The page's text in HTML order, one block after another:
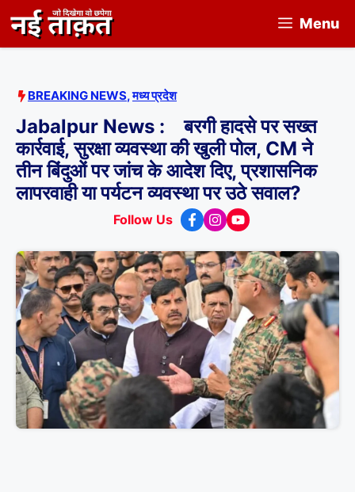
to
content
Menu
BREAKING NEWS,मध्य प्रदेश
Jabalpur News : बरगी हादसे पर सख्त
कार्रवाई, सुरक्षा व्यवस्था की खुली पोल, CM ने
तीन बिंदुओं पर जांच के आदेश दिए, प्रशासनिक
लापरवाही या पर्यटन व्यवस्था पर उठे सवाल?
Follow Us